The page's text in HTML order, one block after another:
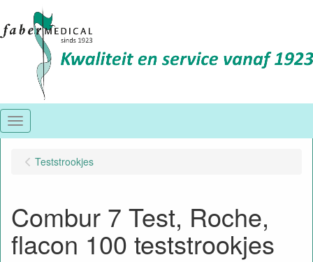
Menu
Teststrookjes
Combur 7 Test, Roche,
flacon 100 teststrookjes